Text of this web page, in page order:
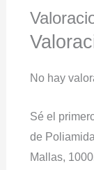
No hay
Sé el
de
Mallas,